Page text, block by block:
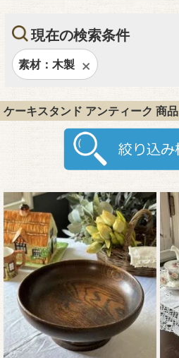
現在の検索条件
素材：木製
ケーキスタンド アンティーク 商品